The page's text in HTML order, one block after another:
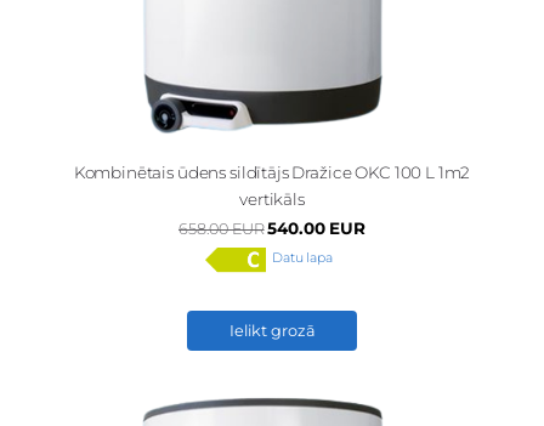
Kombinētais ūdens sildītājs Dražice OKC 100 L 1m2
vertikāls
658.00 EUR540.00 EUR
Datu lapa
Ielikt grozā